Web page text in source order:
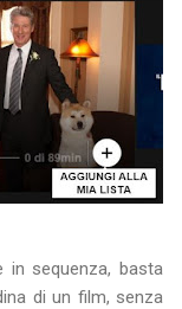
in sequenza, basta
di un film, senza